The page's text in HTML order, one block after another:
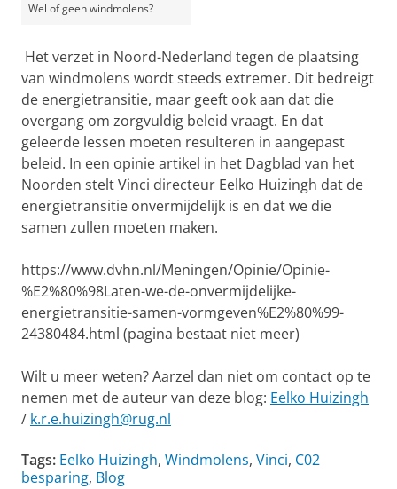
Wel of geen windmolens?
Het verzet in Noord-Nederland tegen de plaatsing
van windmolens wordt steeds extremer. Dit bedreigt
de energietransitie, maar geeft ook aan dat die
overgang om zorgvuldig beleid vraagt. En dat
geleerde lessen moeten resulteren in aangepast
beleid. In een opinie artikel in het Dagblad van het
Noorden stelt Vinci directeur Eelko Huizingh dat de
energietransitie onvermijdelijk is en dat we die
samen zullen moeten maken.
https://www.dvhn.nl/Meningen/Opinie/Opinie-
%E2%80%98Laten-we-de-onvermijdelijke-
energietransitie-samen-vormgeven%E2%80%99-
24380484.html (pagina bestaat niet meer)
Wilt u meer weten? Aarzel dan niet om contact op te
nemen met de auteur van deze blog: Eelko Huizingh
/ k.r.e.huizingh@rug.nl
Tags: Eelko Huizingh, Windmolens, Vinci, C02
besparing, Blog